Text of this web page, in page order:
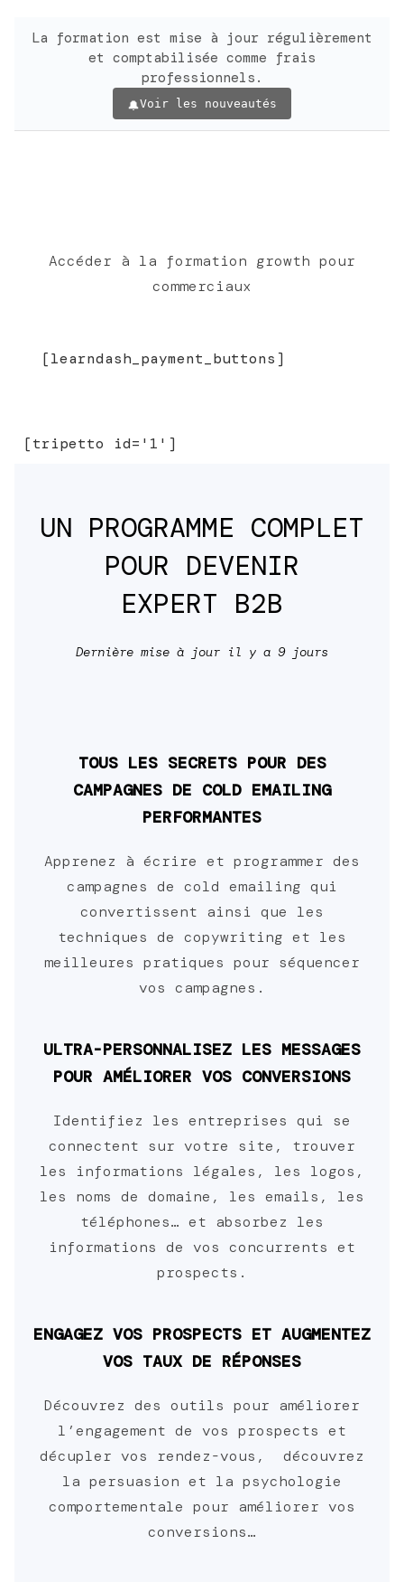
La formation est mise à jour régulièrement
et comptabilisée comme frais
professionnels.
Voir les nouveautés
Accéder à la formation growth pour
commerciaux
[learndash_payment_buttons]
[tripetto id='1']
UN PROGRAMME COMPLET
POUR DEVENIR
EXPERT B2B
Dernière mise à jour il y a 9 jours
TOUS LES SECRETS POUR DES
CAMPAGNES DE COLD EMAILING
PERFORMANTES
Apprenez à écrire et programmer des
campagnes de cold emailing qui
convertissent ainsi que les
techniques de copywriting et les
meilleures pratiques pour séquencer
vos campagnes.
ULTRA-PERSONNALISEZ LES MESSAGES
POUR AMÉLIORER VOS CONVERSIONS
Identifiez les entreprises qui se
connectent sur votre site, trouver
les informations légales, les logos,
les noms de domaine, les emails, les
téléphones… et absorbez les
informations de vos concurrents et
prospects.
ENGAGEZ VOS PROSPECTS ET AUGMENTEZ
VOS TAUX DE RÉPONSES
Découvrez des outils pour améliorer
l’engagement de vos prospects et
décupler vos rendez-vous, découvrez
la persuasion et la psychologie
comportementale pour améliorer vos
conversions…